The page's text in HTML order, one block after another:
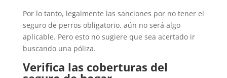
Por lo tanto, legalmente las sanciones por no tener el
seguro de perros obligatorio, aún no será algo
aplicable. Pero esto no sugiere que sea acertado ir
buscando una póliza.
Verifica las coberturas del